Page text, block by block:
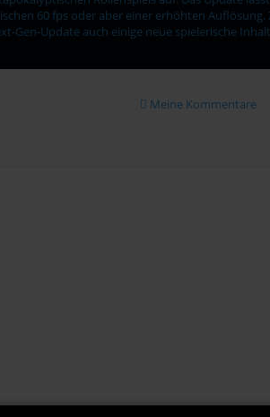
60 fps oder aber einer erhöhten Auflösung.
Update auch einige neue spielerische
Meine Kommentare